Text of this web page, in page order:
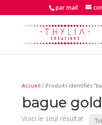
par mail
Accueil / Produits identifiés
bague gold
Voici le seul résultat